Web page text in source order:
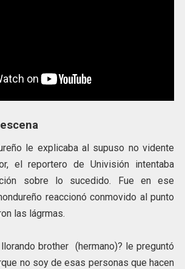
le explicaba al supuso no vidente
el reportero de Univisión intentaba
sobre lo sucedido. Fue en ese
reaccionó conmovido al punto
las lágrmas.
brother (hermano)? le preguntó
no soy de esas personas que hacen